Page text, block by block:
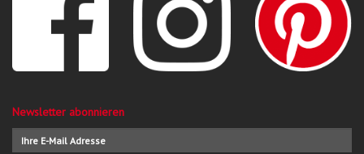
Newsletter abonnieren